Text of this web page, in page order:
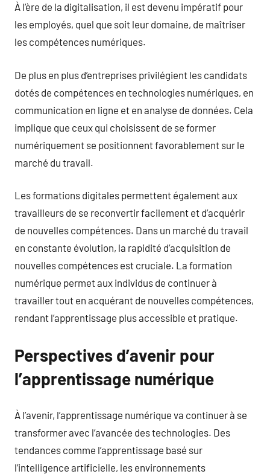
À l’ère de la digitalisation, il est devenu impératif pour
les employés, quel que soit leur domaine, de maîtriser
les compétences numériques.
De plus en plus d’entreprises privilégient les candidats
dotés de compétences en technologies numériques, en
communication en ligne et en analyse de données. Cela
implique que ceux qui choisissent de se former
numériquement se positionnent favorablement sur le
marché du travail.
Les formations digitales permettent également aux
travailleurs de se reconvertir facilement et d’acquérir
de nouvelles compétences. Dans un marché du travail
en constante évolution, la rapidité d’acquisition de
nouvelles compétences est cruciale. La formation
numérique permet aux individus de continuer à
travailler tout en acquérant de nouvelles compétences,
rendant l’apprentissage plus accessible et pratique.
Perspectives d’avenir pour
l’apprentissage numérique
À l’avenir, l’apprentissage numérique va continuer à se
transformer avec l’avancée des technologies. Des
tendances comme l’apprentissage basé sur
l’intelligence artificielle, les environnements